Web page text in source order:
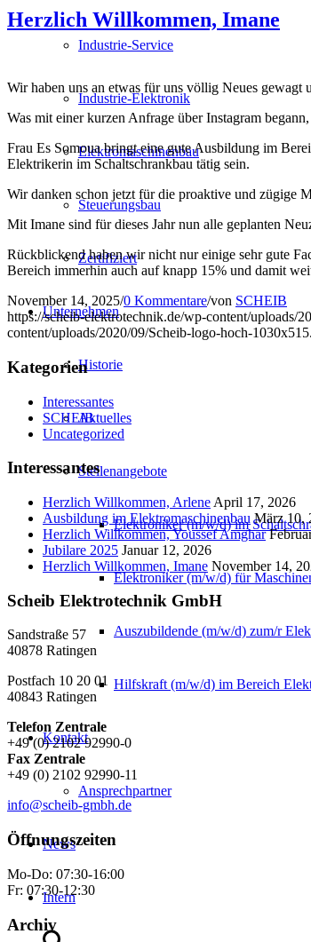
Industrie-Service
Industrie-Elektronik
Elektromaschinenbau
Steuerungsbau
Zertifiziert
Unternehmen
Historie
Aktuelles
Stellenangebote
Elektroniker (m/w/d) im
Elektroniker (m/w/d) für
Auszubildende (m/w/d) zum/r
Hilfskraft (m/w/d) im Bereich
Kontakt
Ansprechpartner
News
Intern
Herzlich Willkommen, Imane
Wir haben uns an etwas für uns völlig Neues
Was mit einer kurzen Anfrage über Instagram
Frau Es Somoua bringt eine gute Ausbildung im
Elektrikerin im Schaltschrankbau tätig sein.
Wir danken schon jetzt für die proaktive und zügige
Mit Imane sind für dieses Jahr nun alle geplanten
Rückblickend haben wir nicht nur einige sehr gute
Bereich immerhin auch auf knapp 15% und damit
November 14, 2025/0 Kommentare/von SCHEIB
https://scheib-elektrotechnik.de/wp-content/uploads/
content/uploads/2020/09/Scheib-logo-hoch-
Kategorien
Interessantes
SCHEIB
Uncategorized
Interessantes
Herzlich Willkommen, Arlene April 17, 2026
Ausbildung im Elektromaschinenbau März 10,
Herzlich Willkommen, Youssef Amghar
Jubilare 2025 Januar 12, 2026
Herzlich Willkommen, Imane November 14,
Scheib Elektrotechnik GmbH
Sandstraße 57
40878 Ratingen
Postfach 10 20 01
40843 Ratingen
Telefon Zentrale
+49 (0) 2102 92990-0
Fax Zentrale
+49 (0) 2102 92990-11
info@scheib-gmbh.de
Öffnungszeiten
Mo-Do: 07:30-16:00
Fr: 07:30-12:30
Archiv